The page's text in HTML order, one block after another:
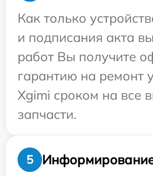
Как только
и подписания акта
работ Вы получите
гарантию на ремонт
Xgimi сроком на все
запчасти.
5
Информирование